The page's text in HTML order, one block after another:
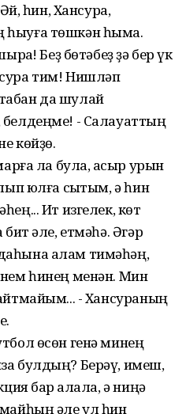
һин, Хансура,
төшкән һымаҡ.
Беҙ бөтәбеҙ ҙә бер үк
тим! Нишләп
да шулай
- Салауаттың
көйҙө.
ла була, ҡасыр урын
юлға сыҡтым, ә һин
Ит изгелек, көт
әле, етмәһә. Әгәр
алам тимәһәң,
һинең менән. Мин
- Хансураның
өсөн генә минең
булдың? Берәү, имеш,
бар ҡалала, ә ниңә
әле ул һин